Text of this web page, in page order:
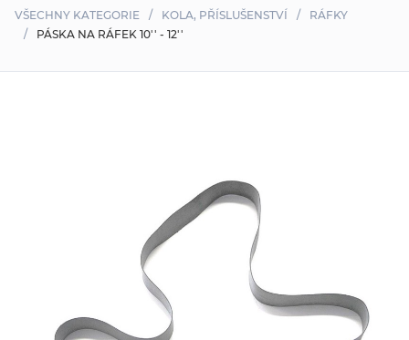
Rival
Trophy
VŠECHNY KATEGORIE KOLA, PŘÍSLUŠENSTVÍ
RÁFKY
PÁSKA NA RÁFEK 10'' - 12''